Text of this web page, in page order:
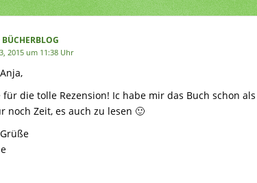
2015 um 11:38 Uhr
für die tolle Rezension! Ic habe mir das Buch schon
noch Zeit, es auch zu lesen 🙂